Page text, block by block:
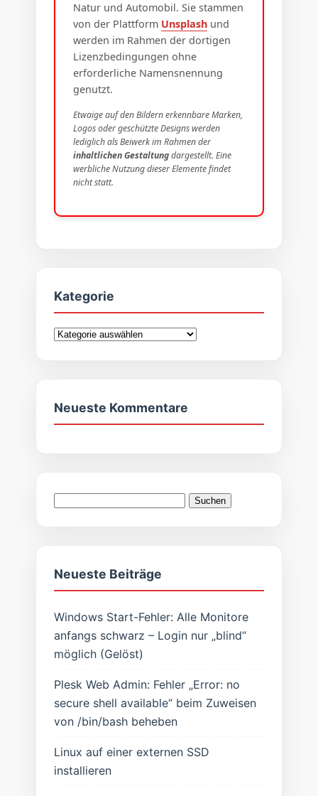
Natur und Automobil. Sie stammen
von der Plattform Unsplash und
werden im Rahmen der dortigen
Lizenzbedingungen ohne
erforderliche Namensnennung
genutzt.
Etwaige auf den Bildern erkennbare Marken,
Logos oder geschützte Designs werden
lediglich als Beiwerk im Rahmen der
inhaltlichen Gestaltungdargestellt. Eine
werbliche Nutzung dieser Elemente findet
nicht statt.
Kategorie
Kategorie
Neueste Kommentare
Neueste Beiträge
Windows Start-Fehler: Alle Monitore
anfangs schwarz – Login nur „blind“
möglich (Gelöst)
Plesk Web Admin: Fehler „Error: no
secure shell available“ beim Zuweisen
von /bin/bash beheben
Linux auf einer externen SSD
installieren